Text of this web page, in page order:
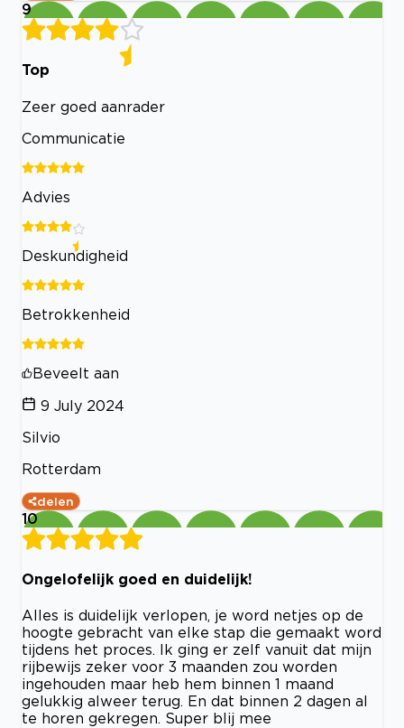
9
Top
Zeer goed aanrader
Communicatie
Advies
Deskundigheid
Betrokkenheid
Beveelt aan
9 July 2024
Silvio
Rotterdam
delen
10
Ongelofelijk goed en duidelijk!
Alles is duidelijk verlopen, je word netjes op de
hoogte gebracht van elke stap die gemaakt word
tijdens het proces. Ik ging er zelf vanuit dat mijn
rijbewijs zeker voor 3 maanden zou worden
ingehouden maar heb hem binnen 1 maand
gelukkig alweer terug. En dat binnen 2 dagen al
te horen gekregen. Super blij mee